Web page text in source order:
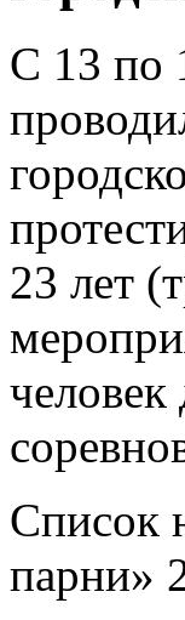
С 13 по
23 лет
Список
парни»